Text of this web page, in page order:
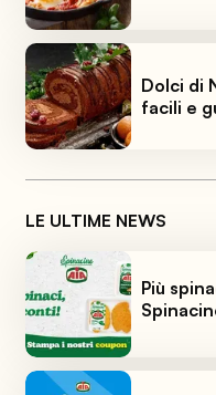
Dolci di
facili e
LE ULTIME NEWS
Più